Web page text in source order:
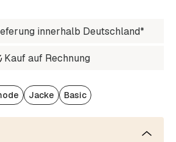
innerhalb Deutschland*
Kauf auf Rechnung
Jacke Basic